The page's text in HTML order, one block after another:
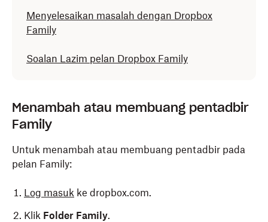
Menyelesaikan masalah dengan Dropbox
Family
Soalan Lazim pelan Dropbox Family
Menambah atau membuang pentadbir
Family
Untuk menambah atau membuang pentadbir pada
pelan Family:
Log masuk ke dropbox.com.
Klik Folder Family.